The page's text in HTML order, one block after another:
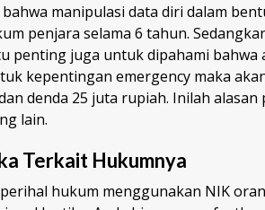
manipulasi data diri dalam
penjara selama 6 tahun.
penting juga untuk dipahami bahwa
kepentingan emergency maka
denda 25 juta rupiah. Inilah
lain.
Terkait Hukumnya
hukum menggunakan NIK